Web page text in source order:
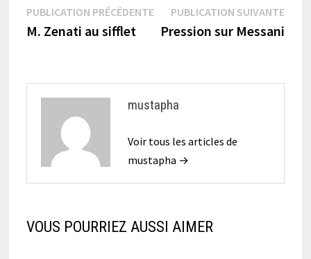
Navigation
de
PUBLICATION PRÉCÉDENTEPublication
précédente :
M. Zenati au sifflet
PUBLICATION SUIVANTE
Pression sur Messani
mustapha
Voir tous les articles de
mustapha →
VOUS POURRIEZ AUSSI AIMER